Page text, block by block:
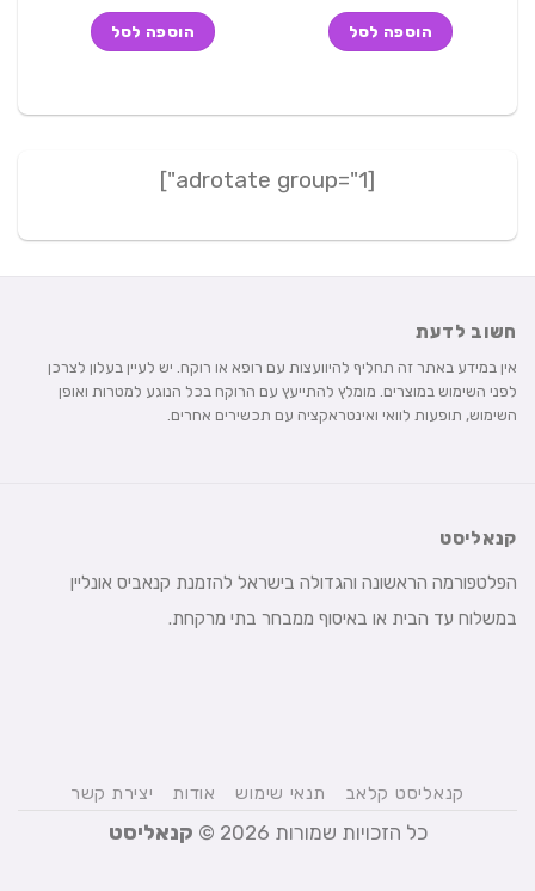
היה:
249 ₪.
הוא:
239 ₪.
הוספה לסל
היה:
277 ₪.
הוא:
244 ₪.
הוספה לסל
חשוב לדעת
אין במידע באתר זה תחליף להיוועצות עם רופא או רוקח. יש לעיין בעלון לצרכן
לפני השימוש במוצרים. מומלץ להתייעץ עם הרוקח בכל הנוגע למטרות ואופן
השימוש, תופעות לוואי ואינטראקציה עם תכשירים אחרים.
קנאליסט
הפלטפורמה הראשונה והגדולה בישראל להזמנת קנאביס אונליין
במשלוח עד הבית או באיסוף ממבחר בתי מרקחת.
קנאליסט קלאב תנאי שימוש אודות יצירת קשר
כל הזכויות שמורות 2026 © קנאליסט